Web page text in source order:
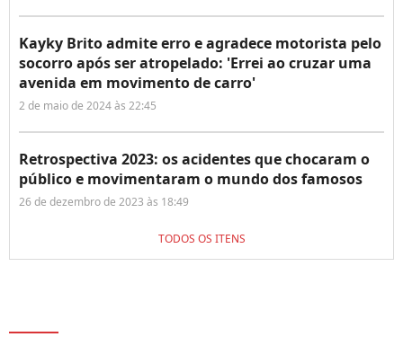
Kayky Brito admite erro e agradece motorista pelo
socorro após ser atropelado: 'Errei ao cruzar uma
avenida em movimento de carro'
2 de maio de 2024 às 22:45
Retrospectiva 2023: os acidentes que chocaram o
público e movimentaram o mundo dos famosos
26 de dezembro de 2023 às 18:49
TODOS OS ITENS